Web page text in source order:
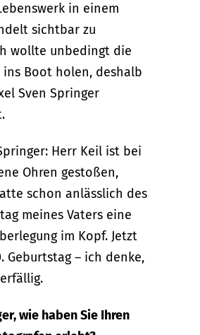
in einem
sichtbar zu
wollte unbedingt die
ins Boot holen, deshalb
Sven Springer
Herr Keil ist bei
Ohren gestoßen,
schon anlässlich des
meines Vaters eine
im Kopf. Jetzt
Geburtstag – ich denke,
wie haben Sie Ihren